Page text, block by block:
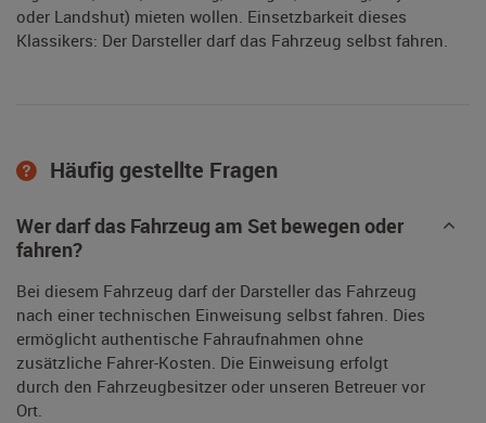
oder Landshut) mieten wollen. Einsetzbarkeit dieses
Klassikers: Der Darsteller darf das Fahrzeug selbst fahren.
Häufig gestellte Fragen
Wer darf das Fahrzeug am Set bewegen oder
fahren?
Bei diesem Fahrzeug darf der Darsteller das Fahrzeug
nach einer technischen Einweisung selbst fahren. Dies
ermöglicht authentische Fahraufnahmen ohne
zusätzliche Fahrer-Kosten. Die Einweisung erfolgt
durch den Fahrzeugbesitzer oder unseren Betreuer vor
Ort.